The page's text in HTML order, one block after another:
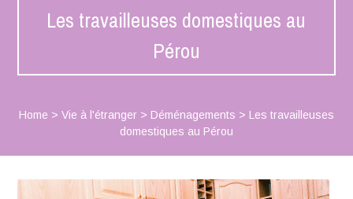
Les travailleuses domestiques au
Pérou
Home > Vie à l'étranger> Déménagements > Les travailleuses
domestiques au Pérou